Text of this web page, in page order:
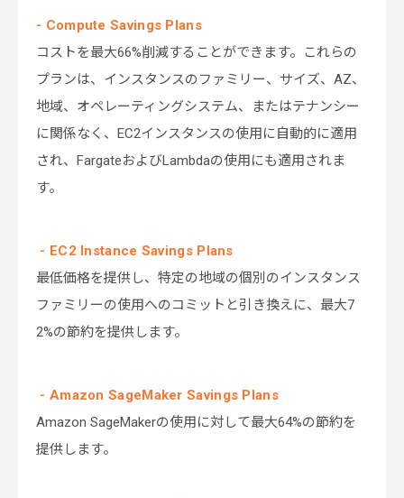
- Compute Savings Plans
コストを最大66%削減することができます。これらの
プランは、インスタンスのファミリー、サイズ、AZ、
地域、オペレーティングシステム、またはテナンシー
に関係なく、EC2インスタンスの使用に自動的に適用
され、FargateおよびLambdaの使用にも適用されま
す。
- EC2 Instance Savings Plans
最低価格を提供し、特定の地域の個別のインスタンス
ファミリーの使用へのコミットと引き換えに、最大7
2%の節約を提供します。
- Amazon SageMaker Savings Plans
Amazon SageMakerの使用に対して最大64%の節約を
提供します。